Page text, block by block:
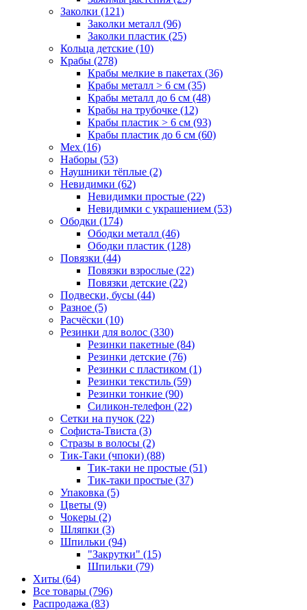
Заколки (121)
Заколки металл (96)
Заколки пластик (25)
Кольца детские (10)
Крабы (278)
Крабы мелкие в пакетах (36)
Крабы металл > 6 см (35)
Крабы металл до 6 см (48)
Крабы на трубочке (12)
Крабы пластик > 6 см (93)
Крабы пластик до 6 см (60)
Мех (16)
Наборы (53)
Наушники тёплые (2)
Невидимки (62)
Невидимки простые (22)
Невидимки с украшением (53)
Ободки (174)
Ободки металл (46)
Ободки пластик (128)
Повязки (44)
Повязки взрослые (22)
Повязки детские (22)
Подвески, бусы (44)
Разное (5)
Расчёски (10)
Резинки для волос (330)
Резинки пакетные (84)
Резинки детские (76)
Резинки с пластиком (1)
Резинки текстиль (59)
Резинки тонкие (90)
Силикон-телефон (22)
Сетки на пучок (22)
Софиста-Твиста (3)
Стразы в волосы (2)
Тик-Таки (чпоки) (88)
Тик-таки не простые (51)
Тик-таки простые (37)
Упаковка (5)
Цветы (9)
Чокеры (2)
Шляпки (3)
Шпильки (94)
"Закрутки" (15)
Шпильки (79)
Хиты (64)
Все товары (796)
Распродажа (83)